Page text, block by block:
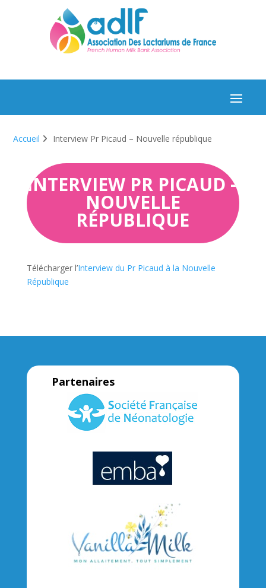
Accueil Interview Pr Picaud – Nouvelle république
INTERVIEW PR PICAUD –
NOUVELLE
RÉPUBLIQUE
Télécharger l’Interview du Pr Picaud à la Nouvelle
République
Partenaires